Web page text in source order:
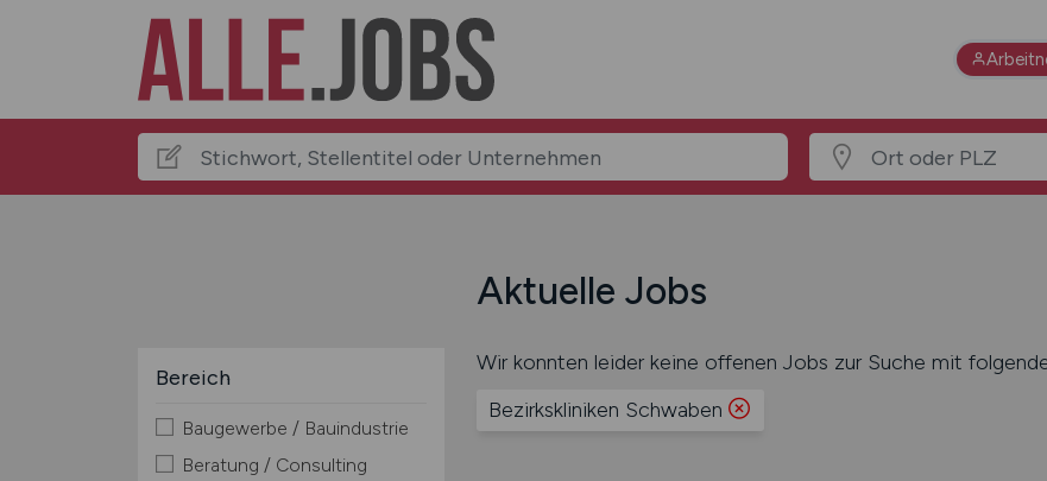
Aktuelle Jobs
Bereich
Baugewerbe / Bauindustrie
Beratung / Consulting
Wir konnten leider keine offenen Jobs zur Suche mit
Bezirkskliniken Schwaben